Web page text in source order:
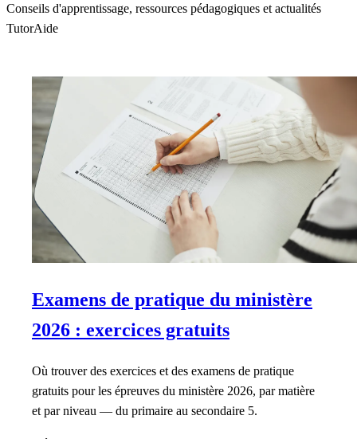
Conseils d'apprentissage, ressources pédagogiques et actualités
TutorAide
Examens de pratique du ministère
2026 : exercices gratuits
Où trouver des exercices et des examens de pratique
gratuits pour les épreuves du ministère 2026, par matière
et par niveau — du primaire au secondaire 5.